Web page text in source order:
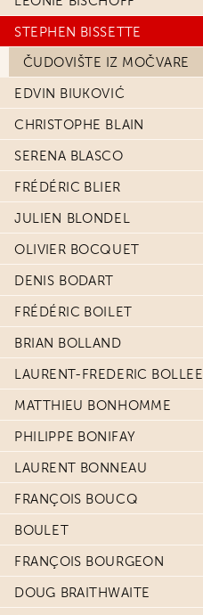
STEPHEN BISSETTE
ČUDOVIŠTE IZ MOČVARE
EDVIN BIUKOVIĆ
CHRISTOPHE BLAIN
SERENA BLASCO
FRÉDÉRIC BLIER
JULIEN BLONDEL
OLIVIER BOCQUET
DENIS BODART
FRÉDÉRIC BOILET
BRIAN BOLLAND
LAURENT-FREDERIC BOLLEE
MATTHIEU BONHOMME
PHILIPPE BONIFAY
LAURENT BONNEAU
FRANÇOIS BOUCQ
BOULET
FRANÇOIS BOURGEON
DOUG BRAITHWAITE